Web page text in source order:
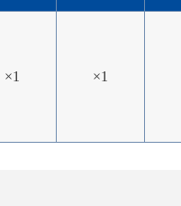
×1 ×1